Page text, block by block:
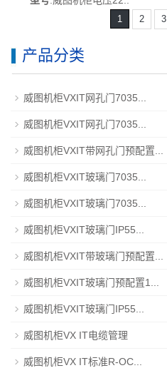
连接类型中东欧-德国威图制造-
rittal威图空调维修威图电柜威
售后DK7979.213
1 2 3
产品分类
威图机柜VXIT网孔门7035...
威图机柜VXIT网孔门7035...
威图机柜VXIT带网孔门预配置...
威图机柜VXIT玻璃门7035...
威图机柜VXIT玻璃门7035...
威图机柜VXIT玻璃门IP55...
威图机柜VXIT带玻璃门预配置...
威图机柜VXIT玻璃门预配置1...
威图机柜VXIT玻璃门IP55...
威图机柜VX IT电缆管理
威图机柜VX IT标准R-OC...